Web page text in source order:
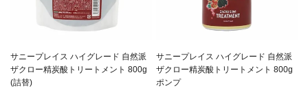
サニープレイス ハイグレード 自然派
ザクロー精炭酸トリートメント 800g
(詰替)
サニープレイス ハイグレード 自然派
ザクロー精炭酸トリートメント 800g
ポンプ